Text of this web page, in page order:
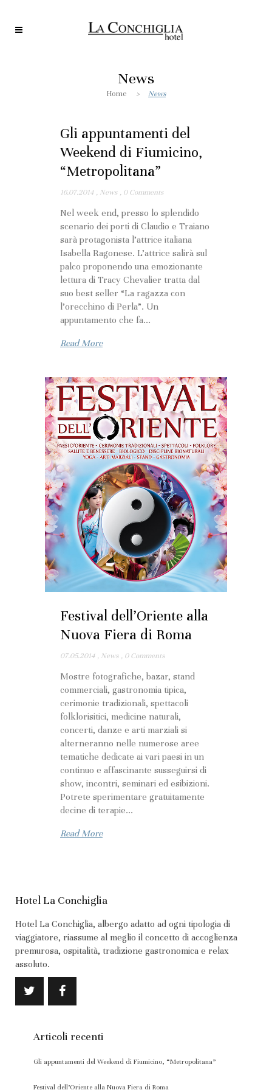
News
Home > News
Gli appuntamenti del
Weekend di Fiumicino,
“Metropolitana”
16.07.2014 , News , 0 Comments
Nel week end, presso lo splendido
scenario dei porti di Claudio e Traiano
sarà protagonista l’attrice italiana
Isabella Ragonese. L’attrice salirà sul
palco proponendo una emozionante
lettura di Tracy Chevalier tratta dal
suo best seller “La ragazza con
l’orecchino di Perla”. Un
appuntamento che fa...
Read More
Festival dell’Oriente alla
Nuova Fiera di Roma
07.05.2014 , News , 0 Comments
Mostre fotografiche, bazar, stand
commerciali, gastronomia tipica,
cerimonie tradizionali, spettacoli
folklorisitici, medicine naturali,
concerti, danze e arti marziali si
alterneranno nelle numerose aree
tematiche dedicate ai vari paesi in un
continuo e affascinante susseguirsi di
show, incontri, seminari ed esibizioni.
Potrete sperimentare gratuitamente
decine di terapie...
Read More
Hotel La Conchiglia
Hotel La Conchiglia, albergo adatto ad ogni tipologia di
viaggiatore, riassume al meglio il concetto di accoglienza
premurosa, ospitalità, tradizione gastronomica e relax
assoluto.
Articoli recenti
Gli appuntamenti del Weekend di Fiumicino, “Metropolitana”
Festival dell’Oriente alla Nuova Fiera di Roma